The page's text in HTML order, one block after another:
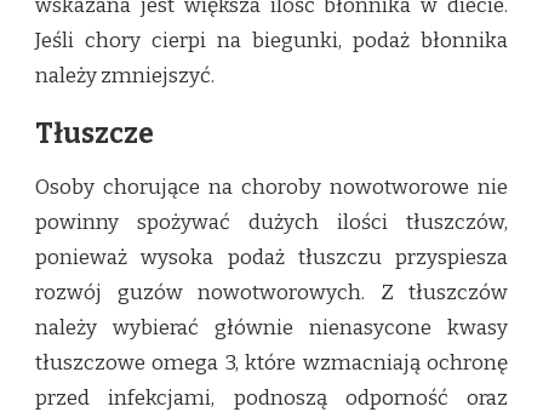
wskazana jest większa ilość błonnika w diecie.
Jeśli chory cierpi na biegunki, podaż błonnika
należy zmniejszyć.
Tłuszcze
Osoby chorujące na choroby nowotworowe nie
powinny spożywać dużych ilości tłuszczów,
ponieważ wysoka podaż tłuszczu przyspiesza
rozwój guzów nowotworowych. Z tłuszczów
należy wybierać głównie nienasycone kwasy
tłuszczowe omega 3, które wzmacniają ochronę
przed infekcjami, podnoszą odporność oraz